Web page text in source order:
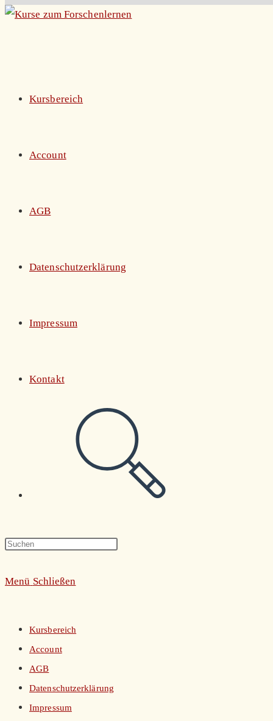
Zum
Kursbereich
Account
AGB
Datenschutzerklärung
Impressum
Kontakt
umschalten
Press
Menü Schließen
Kursbereich
Account
AGB
Datenschutzerklärung
Impressum